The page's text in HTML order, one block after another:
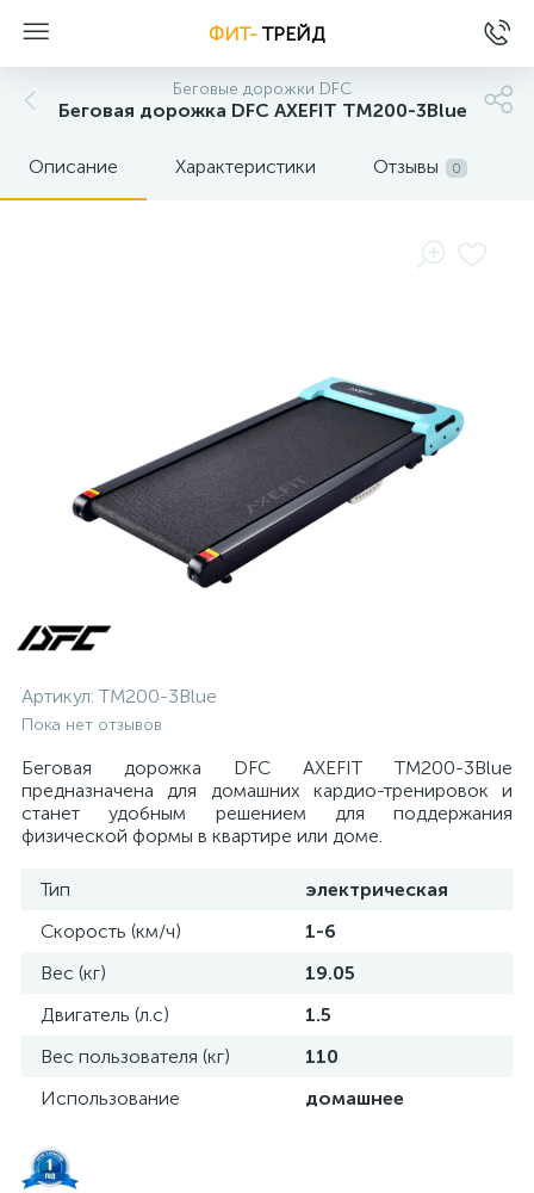
ФИТ-ТРЕЙД
Беговые дорожки DFC
Беговая дорожка DFC AXEFIT TM200-3Blue
Описание Характеристики Отзывы 0
Артикул:TM200-3Blue
Пока нет отзывов
Беговая дорожка DFC AXEFIT TM200-3Blue
предназначена для домашних кардио-тренировок и
станет удобным решением для поддержания
физической формы в квартире или доме.
Тип
электрическая
Скорость (км/ч)
1-6
Вес (кг)
19.05
Двигатель (л.с)
1.5
Вес пользователя (кг)
110
Использование
домашнее